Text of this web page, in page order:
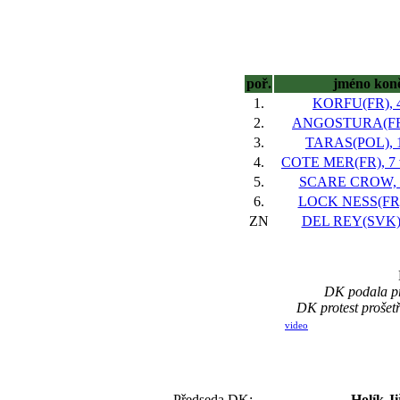
poř.
jméno
1.
KORFU(FR),
2.
3.
TARAS(POL),
4.
COTE MER(FR), 7
5.
SCARE CROW,
6.
LOCK
ZN
DEL
DK podala
DK protest
video